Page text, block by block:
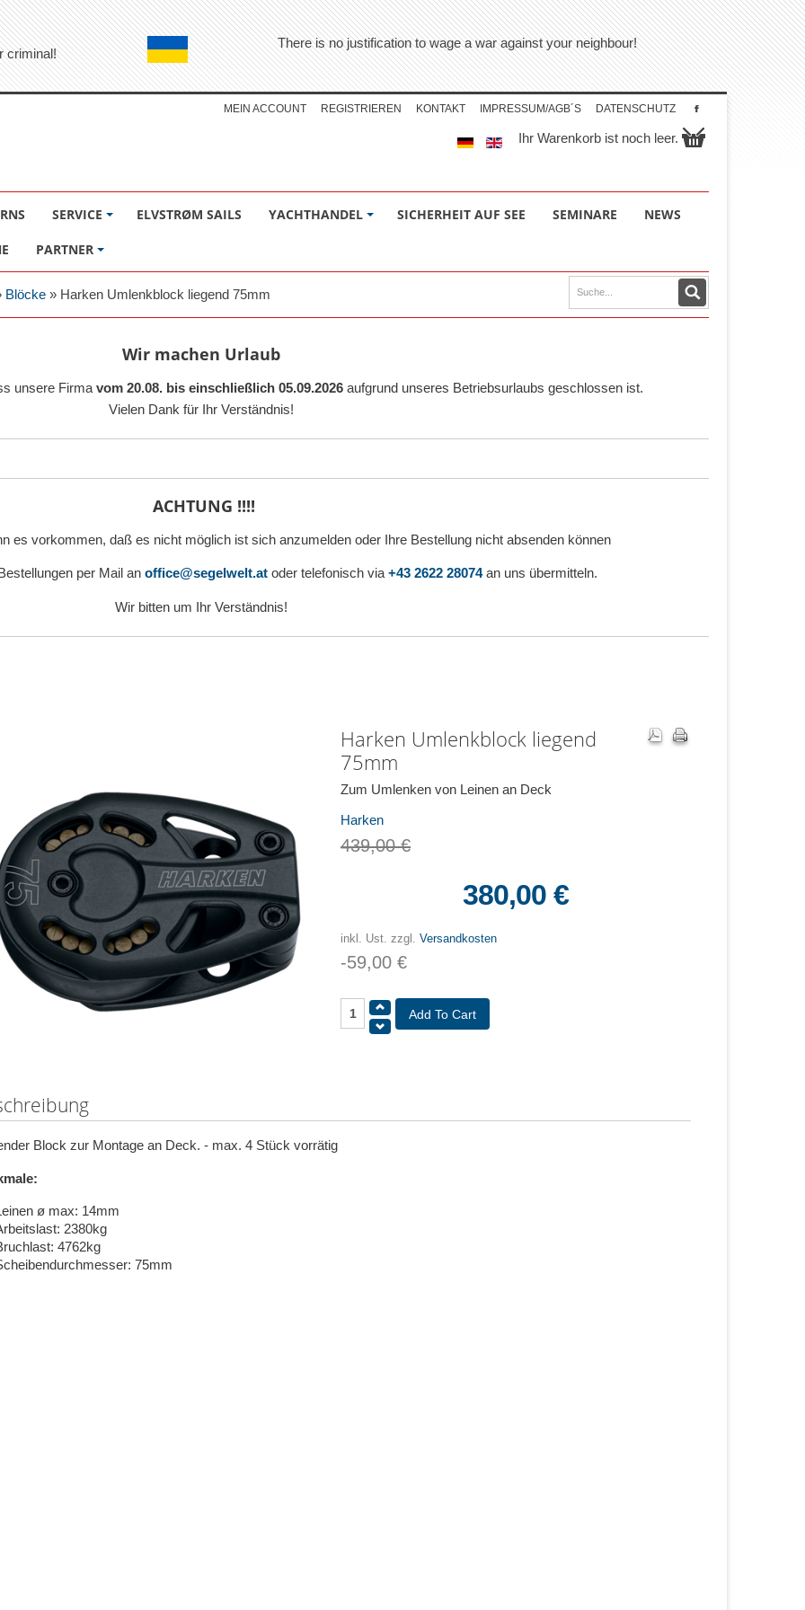
criminal!
There is no justification to wage a war against your neighbour!
KONTAKT IMPRESSUM/AGB´S DATENSCHUTZ
MEIN ACCOUNT REGISTRIEREN
Ihr Warenkorb ist noch leer.
SERVICE ELVSTRØM SAILS YACHTHANDEL SICHERHEIT AUF SEE SEMINARE NEWS
PARTNER
Blöcke » Harken Umlenkblock liegend 75mm
Wir machen Urlaub
unsere Firma vom 20.08. bis einschließlich 05.09.2026aufgrund unseres Betriebsurlaubs geschlossen ist.
Vielen Dank für Ihr Verständnis!
ACHTUNG !!!!
es vorkommen, daß es nicht möglich ist sich anzumelden oder Ihre Bestellung nicht absenden können
per Mail an office@segelwelt.at oder telefonisch via +43 2622 28074an uns übermitteln.
Wir bitten um Ihr Verständnis!
Harken Umlenkblock liegend
75mm
Zum Umlenken von Leinen an Deck
Harken
439,00 €
380,00 €
inkl. Ust. zzgl.Versandkosten
-59,00 €
Block zur Montage an Deck. - max. 4 Stück vorrätig
ø max: 14mm
2380kg
4762kg
75mm